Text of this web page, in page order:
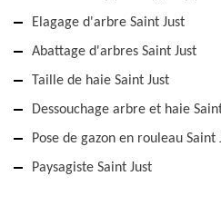
Elagage d'arbre Saint Just
Abattage d'arbres Saint Just
Taille de haie Saint Just
Dessouchage arbre et haie
Pose de gazon en rouleau Saint
Paysagiste Saint Just